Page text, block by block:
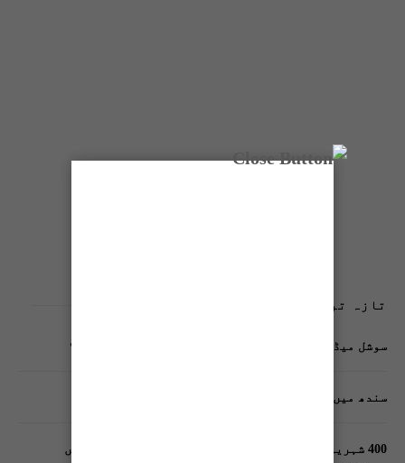
تازہ ترین پوسٹس
سوشل میڈیا پر وکڑی پوسٹ ڈیجیٹل شناخت کیلیے خطرہ؟
سندھ میں گاڑیوں کی انشورنس لازمی قرار
400 شہریوں کیلئے ایک پولیس اہلکار لازمی، کراچی میں